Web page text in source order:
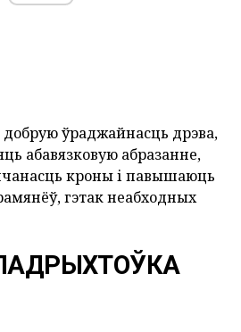
ўраджайнасць дрэва,
абавязковую абразанне,
кроны і павышаюць
гэтак неабходных